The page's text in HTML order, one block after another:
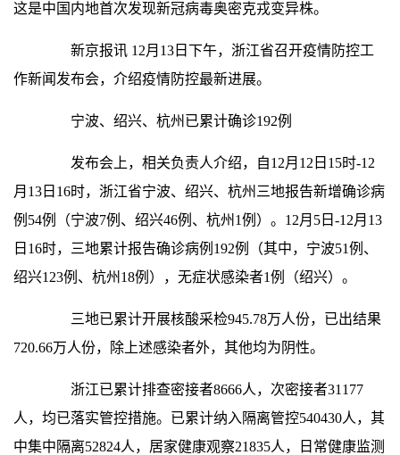
这是中国内地首次发现新冠病毒奥密克戎变异株。
新京报讯 12月13日下午，浙江省召开疫情防控工
作新闻发布会，介绍疫情防控最新进展。
宁波、绍兴、杭州已累计确诊192例
发布会上，相关负责人介绍，自12月12日15时-12
月13日16时，浙江省宁波、绍兴、杭州三地报告新增确诊病
例54例（宁波7例、绍兴46例、杭州1例）。12月5日-12月13
日16时，三地累计报告确诊病例192例（其中，宁波51例、
绍兴123例、杭州18例），无症状感染者1例（绍兴）。
三地已累计开展核酸采检945.78万人份，已出结果
720.66万人份，除上述感染者外，其他均为阴性。
浙江已累计排查密接者8666人，次密接者31177
人，均已落实管控措施。已累计纳入隔离管控540430人，其
中集中隔离52824人，居家健康观察21835人，日常健康监测